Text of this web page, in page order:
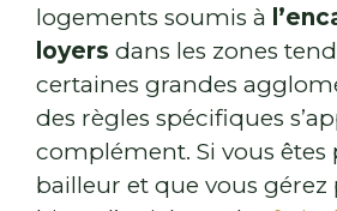
logements soumis à
loyers dans les zones
certaines grandes
des règles spécifiques
complément. Si vous êtes
bailleur et que vous gérez